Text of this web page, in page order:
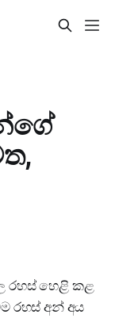
රහස් හෙළි කළ
රහස් අන් අය